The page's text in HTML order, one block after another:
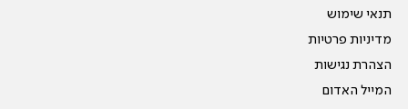
תנאי שימוש
מדיניות פרטיות
הצהרת נגישות
המייל האדום